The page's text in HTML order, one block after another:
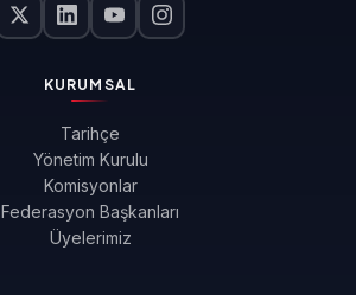
KURUMSAL
Tarihçe
Yönetim Kurulu
Komisyonlar
Federasyon Başkanları
Üyelerimiz